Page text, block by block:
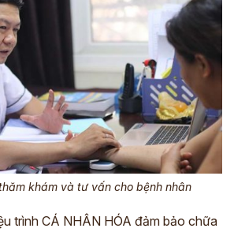
khám và tư vấn cho bệnh nhân
trình CÁ NHÂN HÓA đảm bảo chữa